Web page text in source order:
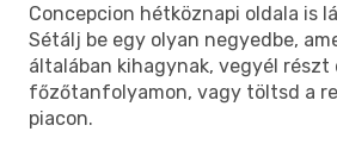
Concepcion hétköznapi oldala is
Sétálj be egy olyan negyedbe,
általában kihagynak, vegyél részt
főzőtanfolyamon, vagy töltsd a
piacon.